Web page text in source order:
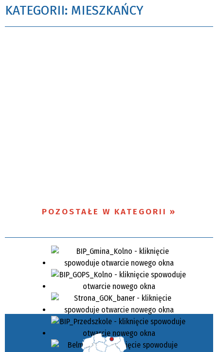
KATEGORII: MIESZKAŃCY
POZOSTAŁE W KATEGORII